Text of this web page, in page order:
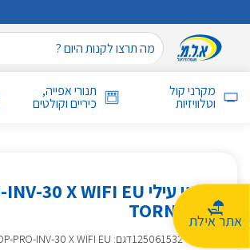
אתר אילת
מקרני קול
וטלוויזיות
תנורי אפייה,
כיריים וקולטים
TORNADO
:
125061532דגם: TOP-PRO-INV-30 X WIFI EU